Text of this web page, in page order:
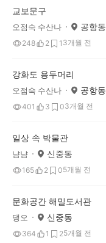
교보문구
오점숙 수산나 공항동
248 2 1 3개월 전
강화도 용두머리
오점숙 수산나 공항동
401 3 03개월 전
일상 속 박물관
냠냠 신중동
165 2 05개월 전
문화공간 해밀도서관
댕오 신중동
364 1 25개월 전